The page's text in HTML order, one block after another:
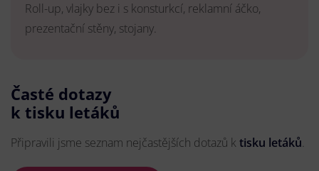
Roll-up, vlajky bez i s konsturkcí, reklamní áčko,
prezentační stěny, stojany.
Časté dotazy
k tisku letáků
Připravili jsme seznam nejčastějších dotazů k tisku letáků.